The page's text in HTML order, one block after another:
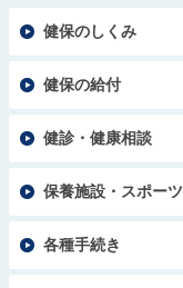
健保のしくみ
健保の給付
健診・健康相談
保養施設・スポーツ
各種手続き